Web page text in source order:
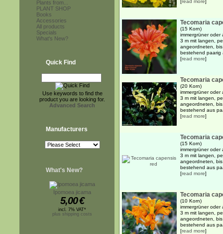
Plants from...
PLANT SHOP
Books
Accessories
All products
Specials
What's New?
Quick Find
Use keywords to find the
product you are looking for.
Advanced Search
Manufacturers
What's New?
Ipomoea jicama
5,00€
incl. 7% VAT*
plus shipping costs
[read more]
Tecomaria
(15 Korn)
immergrüner oder
3 m mit langen,
angeordneten,
bestehend paarig
[read more]
Tecomaria
(20 Korn)
immergrüner oder
3 m mit langen,
angeordneten,
bestehend aus
[read more]
Tecomaria
(15 Korn)
immergrüner oder
3 m mit langen,
angeordneten,
bestehend aus
[read more]
Tecomaria
(10 Korn)
immergrüner oder
3 m mit langen,
angeordneten,
bestehend aus
[read more]